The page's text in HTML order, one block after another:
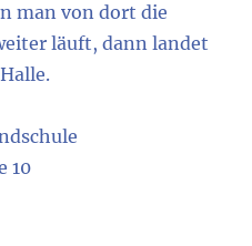
man von dort die
läuft, dann landet
10